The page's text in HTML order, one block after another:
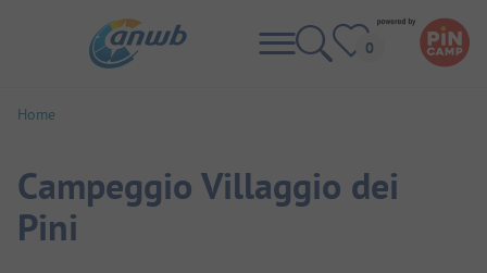
Home
Campeggio Villaggio dei
Pini